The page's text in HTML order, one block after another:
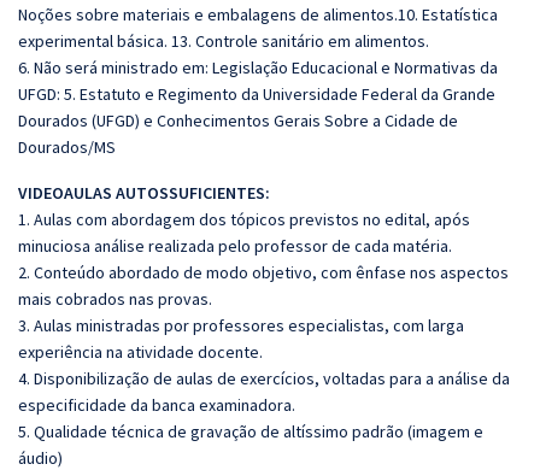
Noções sobre materiais e embalagens de alimentos.10. Estatística
experimental básica. 13. Controle sanitário em alimentos.
6. Não será ministrado em: Legislação Educacional e Normativas da
UFGD: 5. Estatuto e Regimento da Universidade Federal da Grande
Dourados (UFGD) e Conhecimentos Gerais Sobre a Cidade de
Dourados/MS
VIDEOAULAS AUTOSSUFICIENTES:
1. Aulas com abordagem dos tópicos previstos no edital, após
minuciosa análise realizada pelo professor de cada matéria.
2. Conteúdo abordado de modo objetivo, com ênfase nos aspectos
mais cobrados nas provas.
3. Aulas ministradas por professores especialistas, com larga
experiência na atividade docente.
4. Disponibilização de aulas de exercícios, voltadas para a análise da
especificidade da banca examinadora.
5. Qualidade técnica de gravação de altíssimo padrão (imagem e
áudio)